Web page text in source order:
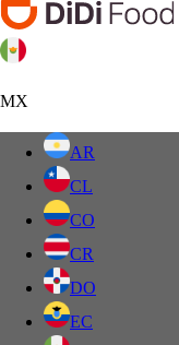
MX
AR
CL
CO
CR
DO
EC